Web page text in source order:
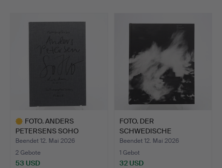
FOTO. ANDERS
PETERSENS SOHO
LONDON MMXII I…
Beendet 12. Mai 2026
2 Gebote
53 USD
FOTO. DER
SCHWEDISCHE
FOTOGRAF J.H. ENGSTR…
Beendet 12. Mai 2026
1 Gebot
32 USD